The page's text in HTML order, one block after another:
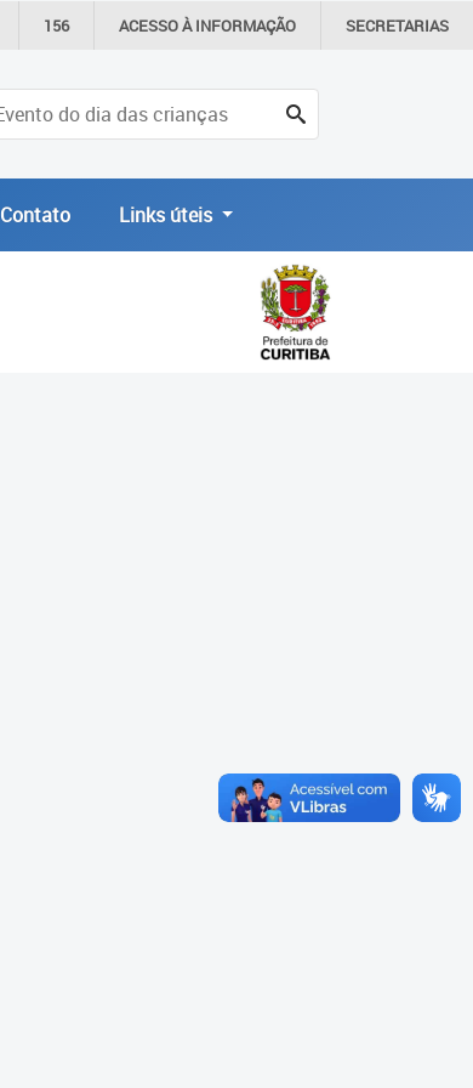
156 ACESSO ÀINFORMAÇÃO SECRETARIAS
Contato Links úteis